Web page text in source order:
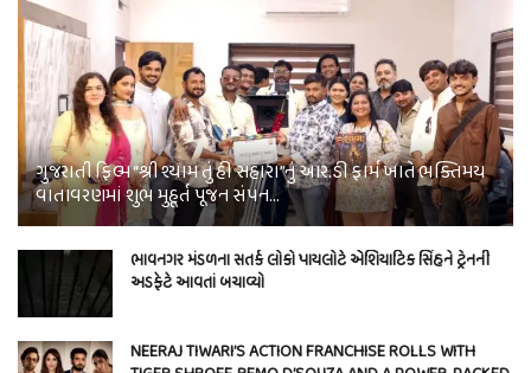
ગુજરાતી ફિલ્મ “શ્રી શ્યામ તું હી સહારા”નું આર.ડી ફાર્મ ખાતે ભક્તિમય
વાતાવરણમાં શુભ મુહૂર્ત પૂજન સંપન…
ભાવનગર મંડળના સતર્ક લોકો પાયલોટે એશિયાટિક સિંહને ટ્રેનની
અડફેટે આવતાં બચાવ્યો
NEERAJ TIWARI’S ACTION FRANCHISE ROLLS WITH